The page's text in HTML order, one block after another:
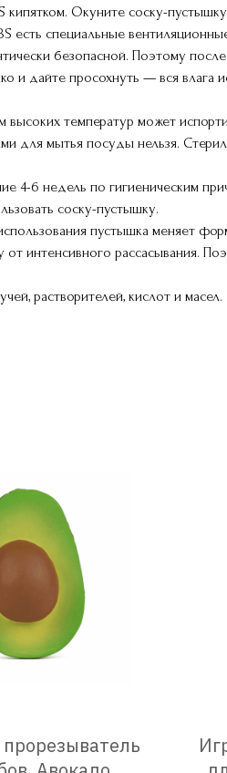
Окуните соску-
есть специальные
безопасной. Поэтому
и дайте просохнуть — вся
высоких температур может
для мытья посуды нельзя.
4-6 недель по гигиеническим
соску-пустышку.
пустышка меняет
интенсивного рассасывания.
растворителей, кислот и масел.